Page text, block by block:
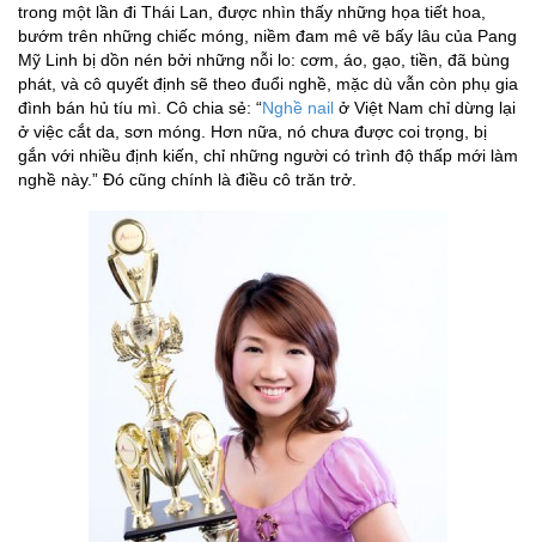
trong một lần đi Thái Lan, được nhìn thấy những họa tiết hoa,
bướm trên những chiếc móng, niềm đam mê vẽ bấy lâu của Pang
Mỹ Linh bị dồn nén bởi những nỗi lo: cơm, áo, gạo, tiền, đã bùng
phát, và cô quyết định sẽ theo đuổi nghề, mặc dù vẫn còn phụ gia
đình bán hủ tíu mì. Cô chia sẻ: “Nghề nail ở Việt Nam chỉ dừng lại
ở việc cắt da, sơn móng. Hơn nữa, nó chưa được coi trọng, bị
gắn với nhiều định kiến, chỉ những người có trình độ thấp mới làm
nghề này.” Đó cũng chính là điều cô trăn trở.